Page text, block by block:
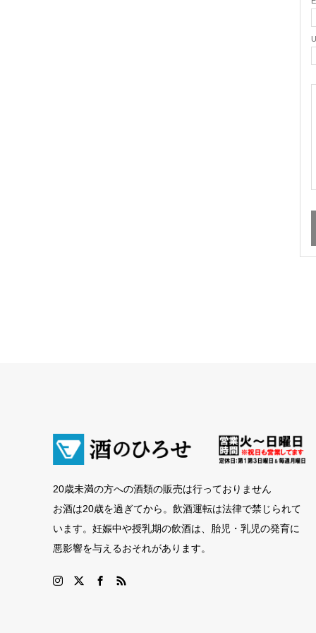
20歳未満の方への酒類の販売は行っておりません
お酒は20歳を過ぎてから。飲酒運転は法律で禁じられて
います。妊娠中や授乳期の飲酒は、胎児・乳児の発育に
悪影響を与えるおそれがあります。